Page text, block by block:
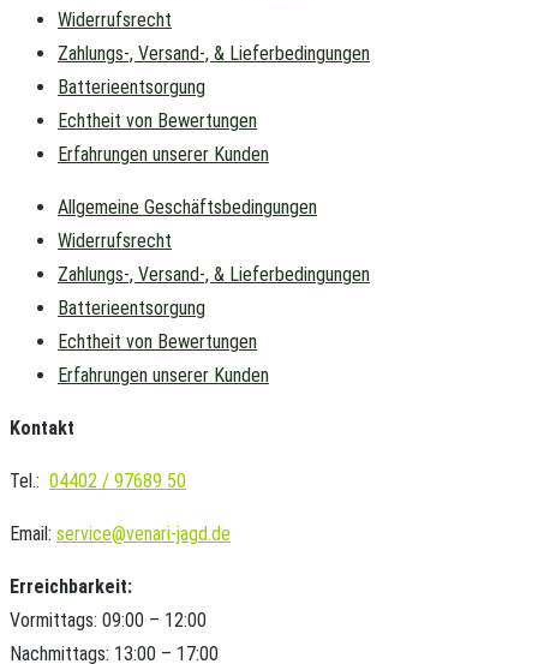
Widerrufsrecht
Zahlungs-, Versand-, & Lieferbedingungen
Batterieentsorgung
Echtheit von Bewertungen
Erfahrungen unserer Kunden
Allgemeine Geschäftsbedingungen
Widerrufsrecht
Zahlungs-, Versand-, & Lieferbedingungen
Batterieentsorgung
Echtheit von Bewertungen
Erfahrungen unserer Kunden
Kontakt
Tel.: 04402 / 97689 50
Email: service@venari-jagd.de
Erreichbarkeit:
Vormittags: 09:00 – 12:00
Nachmittags: 13:00 – 17:00